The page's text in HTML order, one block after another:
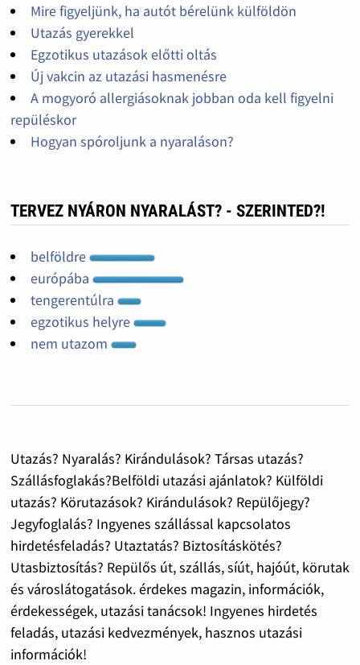
Mire figyeljünk, ha autót bérelünk külföldön
Utazás gyerekkel
Egzotikus utazások előtti oltás
Új vakcin az utazási hasmenésre
A mogyoró allergiásoknak jobban oda kell figyelni
repüléskor
Hogyan spóroljunk a nyaraláson?
TERVEZ NYÁRON NYARALÁST? - SZERINTED?!
belföldre
európába
tengerentúlra
egzotikus helyre
nem utazom
Utazás? Nyaralás? Kirándulások? Társas utazás?
Szállásfoglakás?Belföldi utazási ajánlatok? Külföldi
utazás? Körutazások? Kirándulások? Repülőjegy?
Jegyfoglalás? Ingyenes szállással kapcsolatos
hirdetésfeladás? Utaztatás? Biztosításkötés?
Utasbiztosítás? Repülős út, szállás, síút, hajóút, körutak
és városlátogatások. érdekes magazin, információk,
érdekességek, utazási tanácsok! Ingyenes hirdetés
feladás, utazási kedvezmények, hasznos utazási
információk!